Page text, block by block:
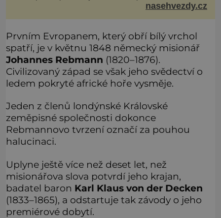
Milfajtové (33), která jednou byla hostem v pořadu
nasehvezdy.cz
Prvním Evropanem, který obří bílý vrchol
spatří, je v květnu 1848 německý misionář
Johannes Rebmann (1820–1876).
Civilizovaný západ se však jeho svědectví o
ledem pokryté africké hoře vysměje.
Jeden z členů londýnské Královské
zeměpisné společnosti dokonce
Rebmannovo tvrzení označí za pouhou
halucinaci.
Uplyne ještě více než deset let, než
misionářova slova potvrdí jeho krajan,
badatel baron Karl Klaus von der Decken
(1833–1865), a odstartuje tak závody o jeho
premiérové dobytí.